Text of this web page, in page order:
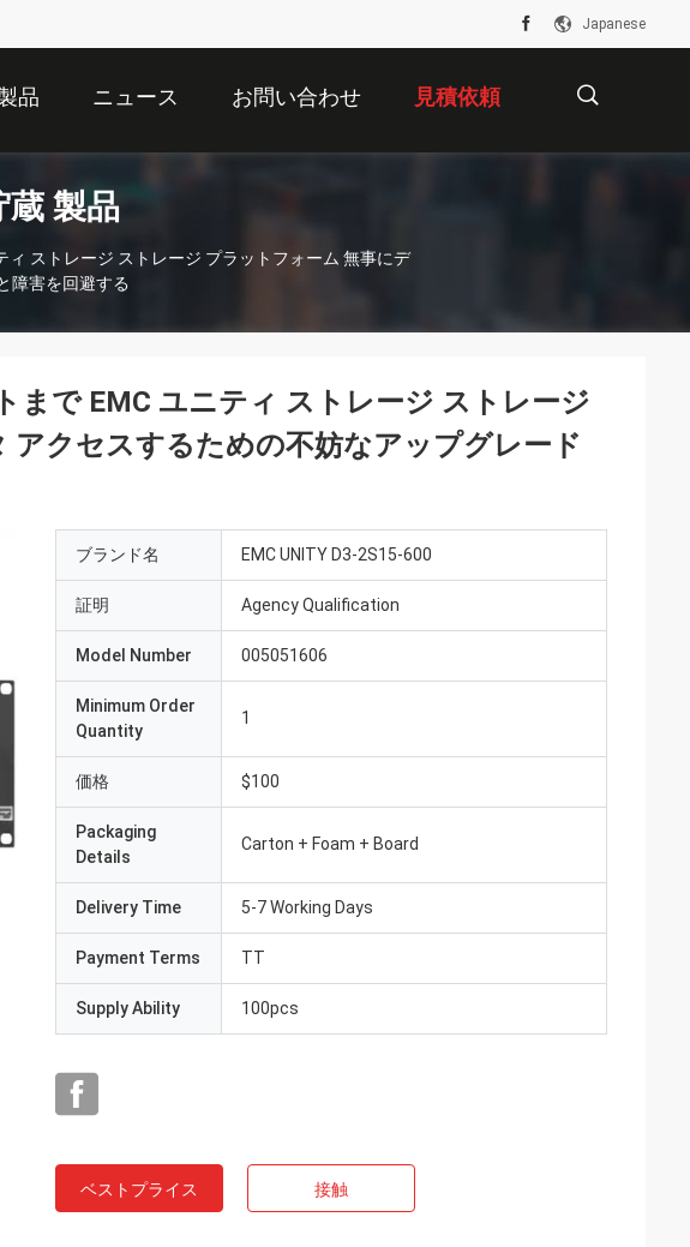
Japanese
品 ニュース お問い合わせ 見積依頼
蔵 製品
ストレージ ストレージ プラットフォーム 無事にデ
障害を回避する
まで EMC ユニティ ストレージ ストレージ
アクセスするための不妨なアップグレード
ブランド名 EMC UNITY D3-2S15-600
証明 Agency Qualification
Model Number 005051606
Minimum Order
Quantity
1
価格 $100
Packaging
Details
Carton + Foam + Board
Delivery Time 5-7 Working Days
Payment Terms TT
Supply Ability 100pcs
ベストプライス 接触